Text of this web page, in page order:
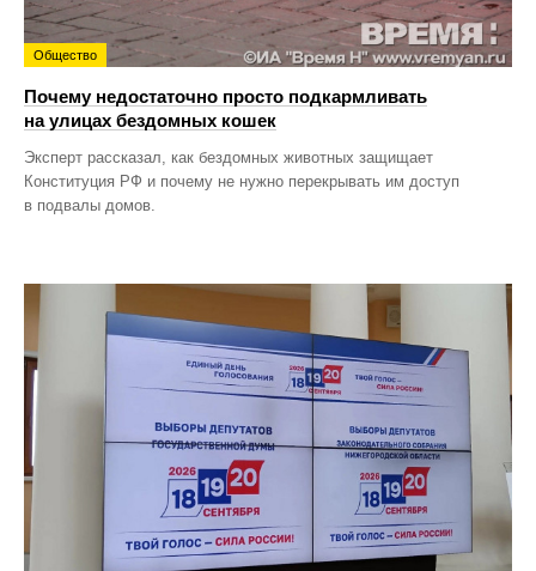
Общество
Почему недостаточно просто подкармливать
на улицах бездомных кошек
Эксперт рассказал, как бездомных животных защищает
Конституция РФ и почему не нужно перекрывать им доступ
в подвалы домов.